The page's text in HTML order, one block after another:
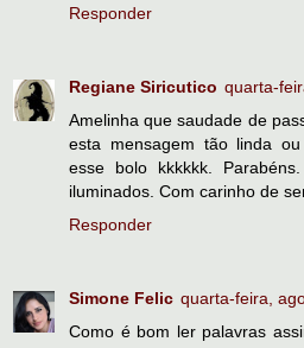
Responder
Regiane Siricutico quarta-
Amelinha que saudade de
esta mensagem tão linda
esse bolo kkkkkk.
iluminados. Com carinho de
Responder
Simone Felic quarta-feira,
Como é bom ler palavras